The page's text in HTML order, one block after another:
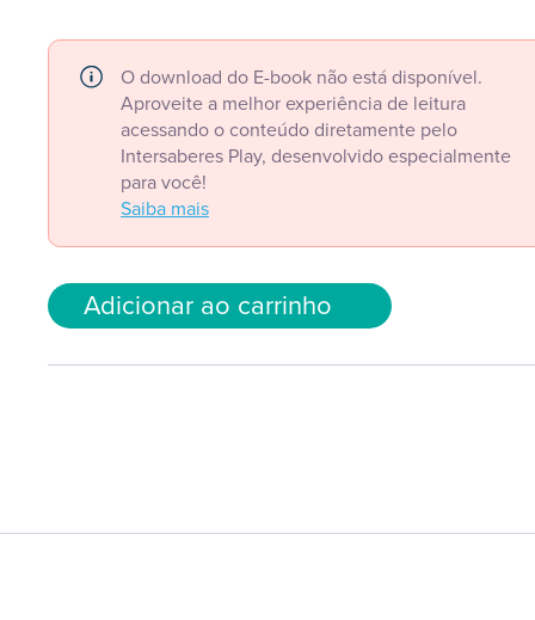
O download do E-book não está disponível.
Aproveite a melhor experiência de leitura
acessando o conteúdo diretamente pelo
Intersaberes Play, desenvolvido especialmente
para você!
Saiba mais
Adicionar ao carrinho